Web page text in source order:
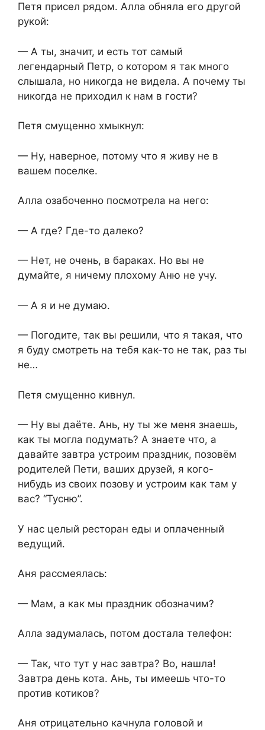
Петя присел рядом. Алла обняла его другой
рукой:
— А ты, значит, и есть тот самый
легендарный Петр, о котором я так много
слышала, но никогда не видела. А почему ты
никогда не приходил к нам в гости?
Петя смущенно хмыкнул:
— Ну, наверное, потому что я живу не в
вашем поселке.
Алла озабоченно посмотрела на него:
— А где? Где-то далеко?
— Нет, не очень, в бараках. Но вы не
думайте, я ничему плохому Аню не учу.
— А я и не думаю.
— Погодите, так вы решили, что я такая, что
я буду смотреть на тебя как-то не так, раз ты
не…
Петя смущенно кивнул.
— Ну вы даёте. Ань, ну ты же меня знаешь,
как ты могла подумать? А знаете что, а
давайте завтра устроим праздник, позовём
родителей Пети, ваших друзей, я кого-
нибудь из своих позову и устроим как там у
вас? “Тусню”.
У нас целый ресторан еды и оплаченный
ведущий.
Аня рассмеялась:
— Мам, а как мы праздник обозначим?
Алла задумалась, потом достала телефон:
— Так, что тут у нас завтра? Во, нашла!
Завтра день кота. Ань, ты имеешь что-то
против котиков?
Аня отрицательно качнула головой и